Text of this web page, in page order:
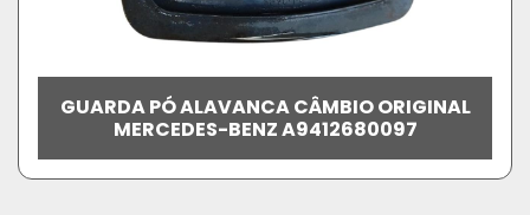
GUARDA PÓ ALAVANCA CÂMBIO ORIGINAL
MERCEDES-BENZ A9412680097